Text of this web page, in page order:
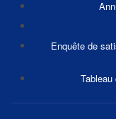
Enquête de